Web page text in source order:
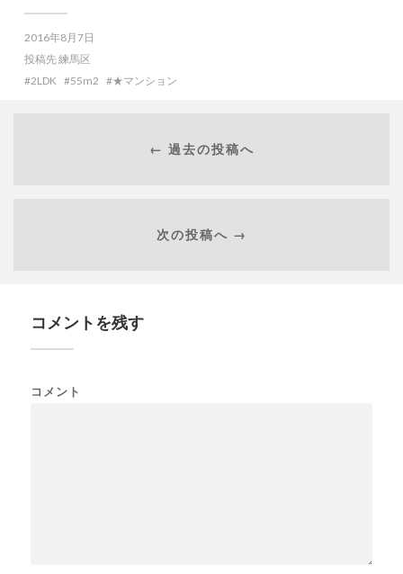
2016年8月7日
投稿先 練馬区
2LDK
55m2 ★マンション
← 過去の投稿へ
次の投稿へ →
コメントを残す
コメント